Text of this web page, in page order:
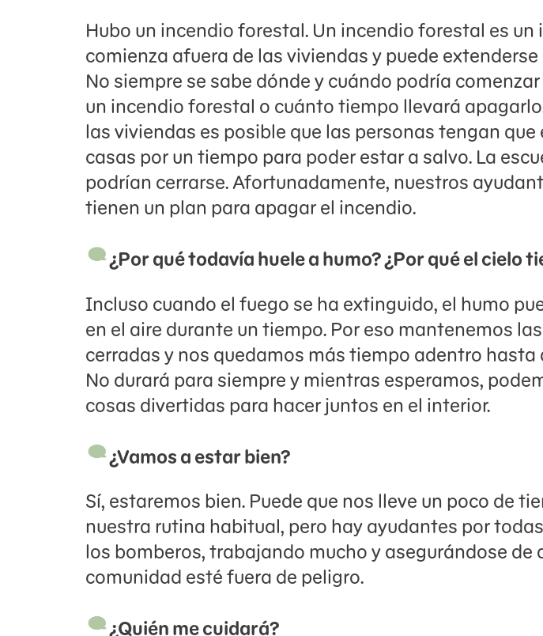
Hubo un incendio forestal. Un incendio forestal es un
comienza afuera de las viviendas y puede
No siempre se sabe dónde y cuándo podría
un incendio forestal o cuánto tiempo llevará
las viviendas es posible que las personas tengan que
casas por un tiempo para poder estar a salvo. La
podrían cerrarse. Afortunadamente, nuestros
tienen un plan para apagar el incendio.
¿Por qué todavía huele a humo? ¿Por qué el cielo
Incluso cuando el fuego se ha extinguido, el humo
en el aire durante un tiempo. Por eso mantenemos
cerradas y nos quedamos más tiempo adentro hasta
No durará para siempre y mientras esperamos,
cosas divertidas para hacer juntos en el interior.
¿Vamos a estar bien?
Sí, estaremos bien. Puede que nos lleve un poco de
nuestra rutina habitual, pero hay ayudantes por
los bomberos, trabajando mucho y asegurándose de
comunidad esté fuera de peligro.
¿Quién me cuidará?